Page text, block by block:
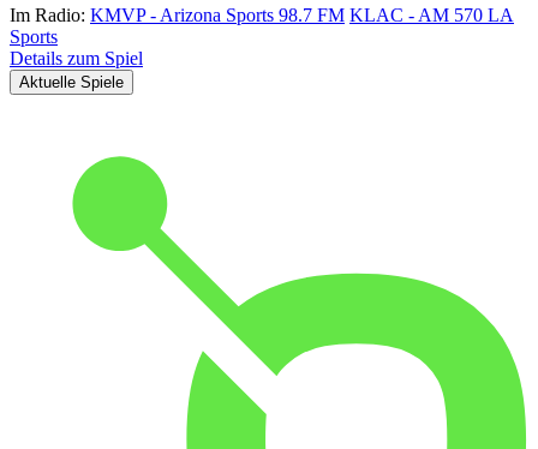
Im Radio: KMVP - Arizona Sports 98.7 FM KLAC - AM 570 LA
Sports
Details zum Spiel
Aktuelle Spiele